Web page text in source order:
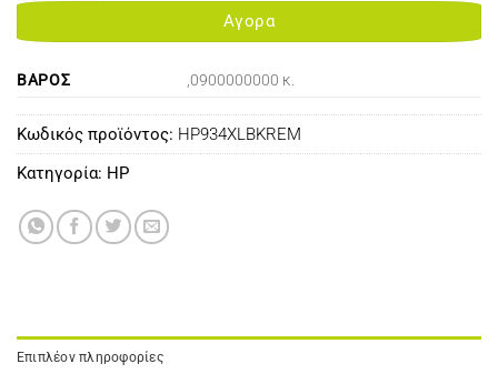
Αγορα
ΒΆΡΟΣ ,0900000000 κ.
Κωδικός προϊόντος: HP934XLBKREM
Κατηγορία: HP
Επιπλέον πληροφορίες